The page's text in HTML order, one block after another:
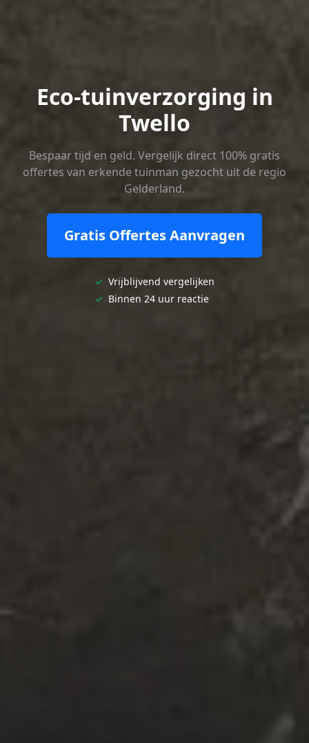
Eco-tuinverzorging in
Twello
Bespaar tijd en geld. Vergelijk direct 100% gratis
offertes van erkende tuinman gezocht uit de regio
Gelderland.
Gratis Offertes Aanvragen
✓ Vrijblijvend vergelijken
✓ Binnen 24 uur reactie